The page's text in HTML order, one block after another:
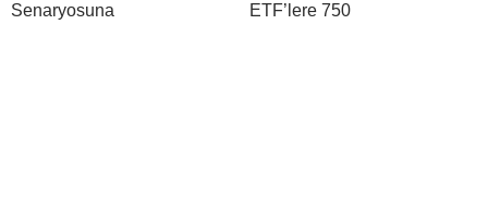
Senaryosuna
ETF’lere 750